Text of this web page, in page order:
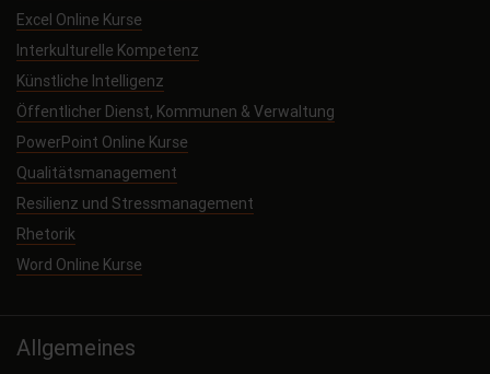
Excel Online Kurse
Interkulturelle Kompetenz
Künstliche Intelligenz
Öffentlicher Dienst, Kommunen & Verwaltung
PowerPoint Online Kurse
Qualitätsmanagement
Resilienz und Stressmanagement
Rhetorik
Word Online Kurse
Allgemeines